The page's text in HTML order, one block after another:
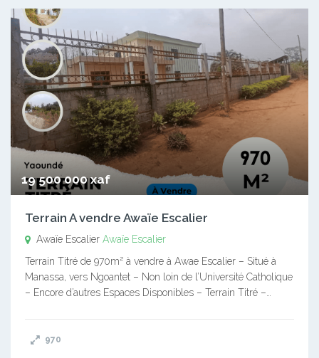
19 500 000 xaf
Terrain A vendre Awaïe Escalier
Awaïe Escalier Awaïe Escalier
Terrain Titré de 970m² à vendre à Awae Escalier – Situé à
Manassa, vers Ngoantet – Non loin de l’Université Catholique
– Encore d’autres Espaces Disponibles – Terrain Titré –…
970